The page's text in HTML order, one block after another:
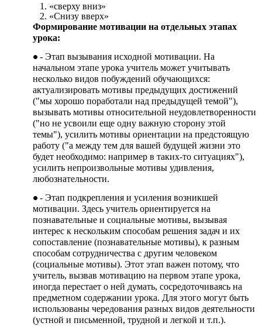
1. «сверху вниз»
2. «Снизу вверх»
Формирование мотивации на отдельных этапах
урока:
- Этап вызывания исходной мотивации. На
начальном этапе урока учитель может учитывать
несколько видов побуждений обучающихся:
актуализировать мотивы предыдущих достижений
("мы хорошо поработали над предыдущей темой"),
вызывать мотивы относительной неудовлетворенности
("но не усвоили еще одну важную сторону этой
темы"), усилить мотивы ориентации на предстоящую
работу ("а между тем для вашей будущей жизни это
будет необходимо: например в таких-то ситуациях"),
усилить непроизвольные мотивы удивления,
любознательности.
- Этап подкрепления и усиления возникшей
мотивации. Здесь учитель ориентируется на
познавательные и социальные мотивы, вызывая
интерес к нескольким способам решения задач и их
сопоставление (познавательные мотивы), к разным
способам сотрудничества с другим человеком
(социальные мотивы). Этот этап важен потому, что
учитель, вызвав мотивацию на первом этапе урока,
иногда перестает о ней думать, сосредоточиваясь на
предметном содержании урока. Для этого могут быть
использованы чередования разных видов деятельности
(устной и письменной, трудной и легкой и т.п.).